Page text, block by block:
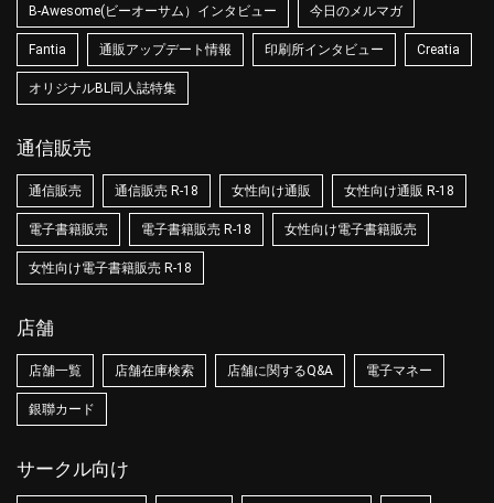
B-Awesome(ビーオーサム）インタビュー 今日のメルマガ
Fantia 通販アップデート情報 印刷所インタビュー Creatia
オリジナルBL同人誌特集
通信販売
通信販売 通信販売 R-18 女性向け通販 女性向け通販 R-18
電子書籍販売 電子書籍販売 R-18 女性向け電子書籍販売
女性向け電子書籍販売 R-18
店舗
店舗一覧 店舗在庫検索 店舗に関するQ&A 電子マネー
銀聯カード
サークル向け